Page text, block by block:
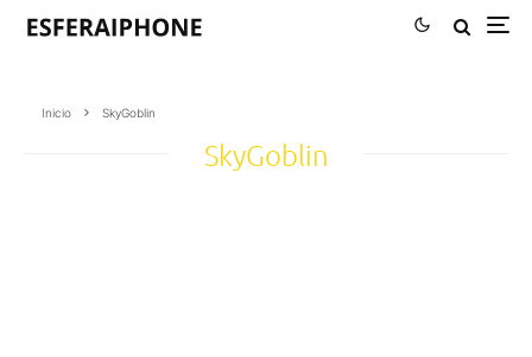
Inicio SkyGoblin
SkyGoblin